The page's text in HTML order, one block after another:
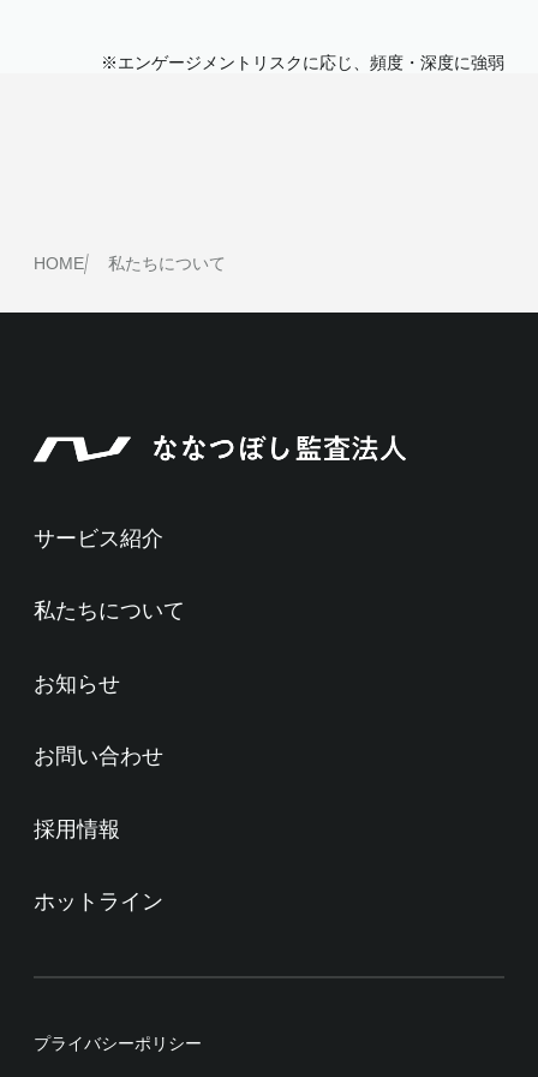
※エンゲージメントリスクに応じ、頻度・深度に強弱
HOME 私たちについて
サービス紹介
私たちについて
お知らせ
お問い合わせ
採用情報
ホットライン
プライバシーポリシー